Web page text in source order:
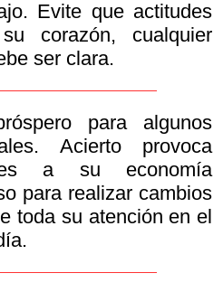
Evite que actitudes
corazón, cualquier
ser clara.
para algunos
Acierto provoca
a su economía
para realizar cambios
toda su atención en el